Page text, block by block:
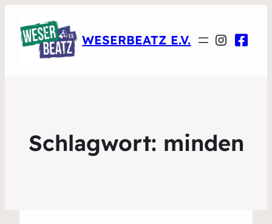
WESERBEATZ E.V.
Schlagwort: minden